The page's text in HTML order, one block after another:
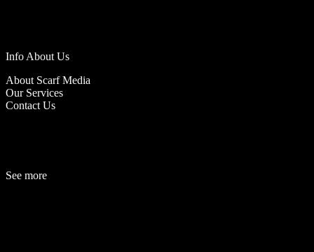
Info About Us
About Scarf Media
Our Services
Contact Us
See more